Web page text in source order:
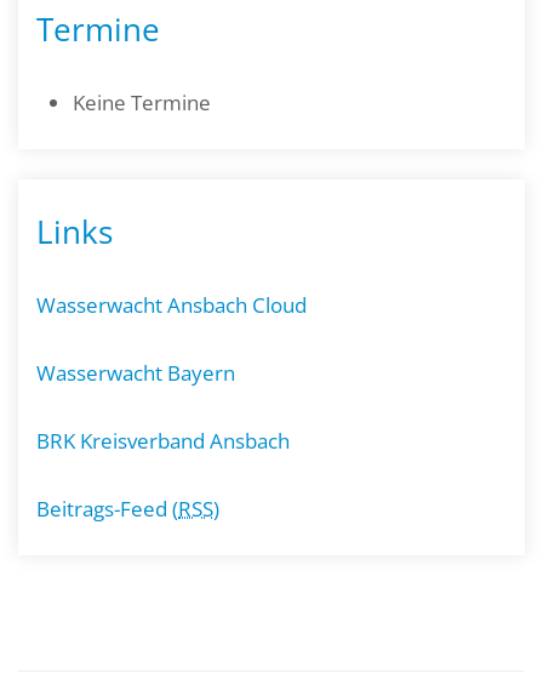
Termine
Keine Termine
Links
Wasserwacht Ansbach Cloud
Wasserwacht Bayern
BRK Kreisverband Ansbach
Beitrags-Feed (RSS)